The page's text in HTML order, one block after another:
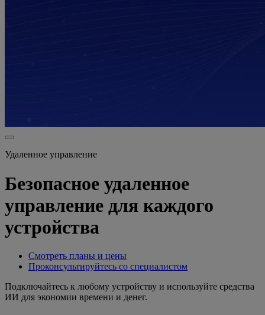
Удаленное управление
Безопасное удаленное
управление для каждого
устройства
Смотреть планы и цены
Проконсультируйтесь со специалистом
Подключайтесь к любому устройству и используйте средства
ИИ для экономии времени и денег.